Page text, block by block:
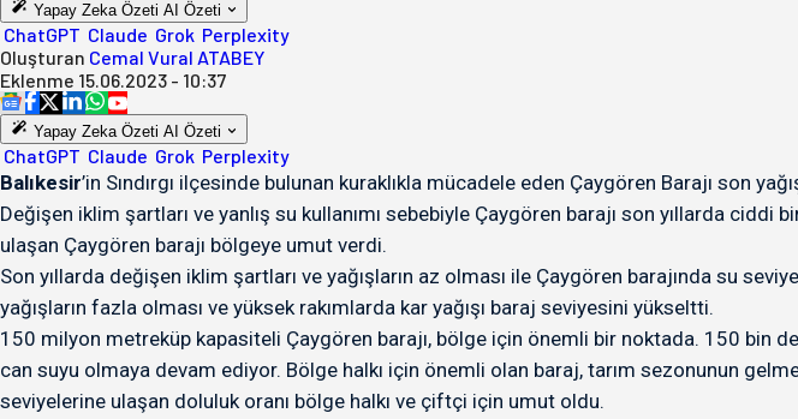
Yapay Zeka Özeti AI Özeti
ChatGPT Claude Grok Perplexity
Oluşturan Cemal Vural ATABEY
Eklenme 15.06.2023 - 10:37
Yapay Zeka Özeti AI Özeti
ChatGPT Claude Grok Perplexity
Balıkesir’in Sındırgı ilçesinde bulunan kuraklıkla mücadele eden Çaygören Barajı son
Değişen iklim şartları ve yanlış su kullanımı sebebiyle Çaygören barajı son yıllarda
ulaşan Çaygören barajı bölgeye umut verdi.
Son yıllarda değişen iklim şartları ve yağışların az olması ile Çaygören barajında su
yağışların fazla olması ve yüksek rakımlarda kar yağışı baraj seviyesini yükseltti.
150 milyon metreküp kapasiteli Çaygören barajı, bölge için önemli bir noktada. 150 bin
can suyu olmaya devam ediyor. Bölge halkı için önemli olan baraj, tarım sezonunun
seviyelerine ulaşan doluluk oranı bölge halkı ve çiftçi için umut oldu.